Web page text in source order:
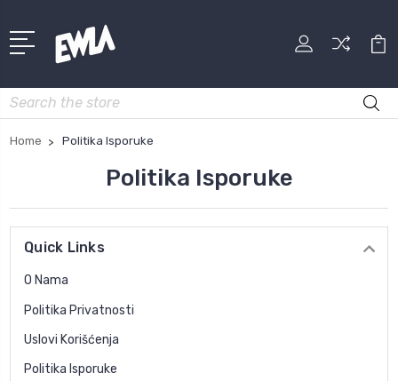
Search
Home Politika Isporuke
Politika Isporuke
Quick Links
O Nama
Politika Privatnosti
Uslovi Korišćenja
Politika Isporuke